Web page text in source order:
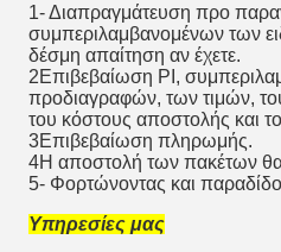
1- Διαπραγμάτευση προ
συμπεριλαμβανομένων των
δέσμη απαίτηση αν έχετε.
2Επιβεβαίωση PI,
προδιαγραφών, των τιμών,
του κόστους αποστολής και
3Επιβεβαίωση πληρωμής.
4Η αποστολή των πακέτων θα
5- Φορτώνοντας και
Υπηρεσίες μας